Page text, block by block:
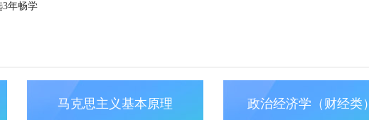
3年畅学
马克思主义基本原理 政治经济学（财经类）